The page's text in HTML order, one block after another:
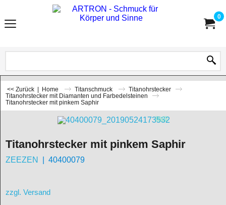
0
<< Zurück | Home Titanschmuck
Titanohrstecker
Titanohrstecker mit Diamanten und Farbedelsteinen
Titanohrstecker mit pinkem Saphir
Titanohrstecker mit pinkem Saphir
ZEEZEN 40400079
zzgl. Versand